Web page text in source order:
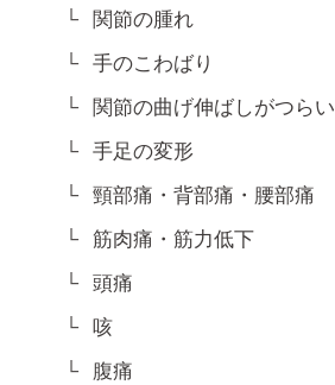
関節の腫れ
手のこわばり
関節の曲げ伸ばしがつらい
手足の変形
頸部痛・背部痛・腰部痛
筋肉痛・筋力低下
頭痛
咳
腹痛